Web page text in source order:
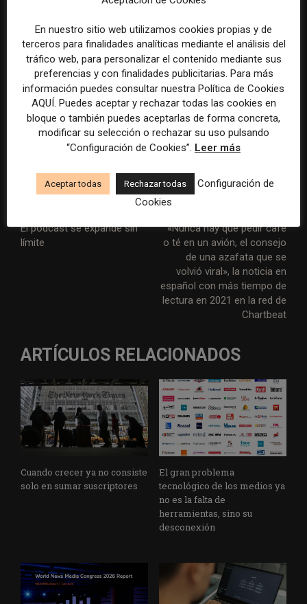
principios de objetividad y desapego, de los que
sentían que la industria se había desviado».
Pero, a pesar de ver potencial para la industria en
general,el 61 por ciento de los encuestados tiene
una opinión “levemente negativa” o “muy
negativa” sobre las perspectivas para el futuro de
los periódicos de mercados pequeños.
T
w
t
t
F
a
e
L
i
k
W
t
T
e
l
e
E
m
a
i
l
G
m
i
l
e
s
a
g
e
El pódcast se expande sin
límite
«Nunca hay que pedir café
o té en un avión, el consejo
de una azafata que se
volvió viral», la noticia en
español con más tiempo de
lectura en 2021 en la red de
Chartbeat
ARTÍCULOS RELACIONADOS
Cuando crecer ya no consiste
solo en sumar suscriptores
El gran problema
tecnológico de los medios ya
no es la falta de
herramientas, sino su
desconexión
En nuestro sitio web utilizamos cookies propias y de
terceros para finalidades analíticas mediante el análisis del
tráfico web, para personalizar el contenido mediante sus
preferencias y con finalidades publicitarias. Para más
información puedes consultar nuestra Política de Cookies
AQUÍ. Puedes aceptar y rechazar todas las cookies en
bloque o también puedes aceptarlas de forma concreta,
modificar su selección o rechazar su uso pulsando
“Configuración de Cookies”. Leer más
Aceptar todas Rechazar todas
Configuración de
Cookies